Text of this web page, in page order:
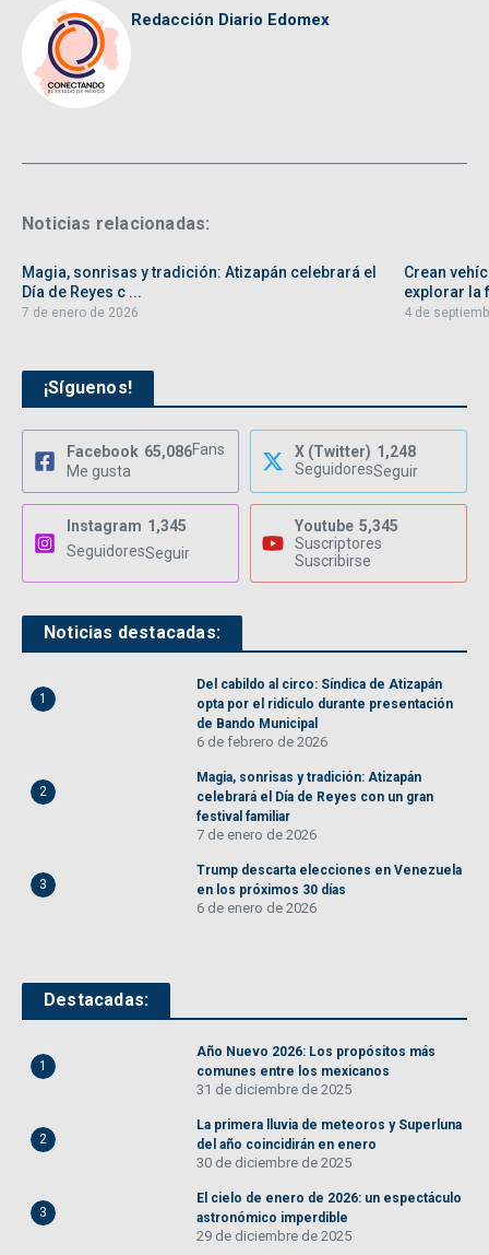
Redacción Diario Edomex
Noticias relacionadas:
Magia, sonrisas y tradición: Atizapán celebrará el
Día de Reyes c ...
7 de enero de 2026
Crean
explorar la
4 de
¡Síguenos!
Facebook 65,086Fans
Me gusta
X (Twitter) 1,248
SeguidoresSeguir
Instagram 1,345
SeguidoresSeguir
Youtube 5,345
Suscriptores
Suscribirse
Noticias destacadas:
1
Del cabildo al circo: Síndica de Atizapán
opta por el ridículo durante presentación
de Bando Municipal
6 de febrero de 2026
2
Magia, sonrisas y tradición: Atizapán
celebrará el Día de Reyes con un gran
festival familiar
7 de enero de 2026
3
Trump descarta elecciones en Venezuela
en los próximos 30 días
6 de enero de 2026
Destacadas:
1
Año Nuevo 2026: Los propósitos más
comunes entre los mexicanos
31 de diciembre de 2025
2
La primera lluvia de meteoros y Superluna
del año coincidirán en enero
30 de diciembre de 2025
3
El cielo de enero de 2026: un espectáculo
astronómico imperdible
29 de diciembre de 2025